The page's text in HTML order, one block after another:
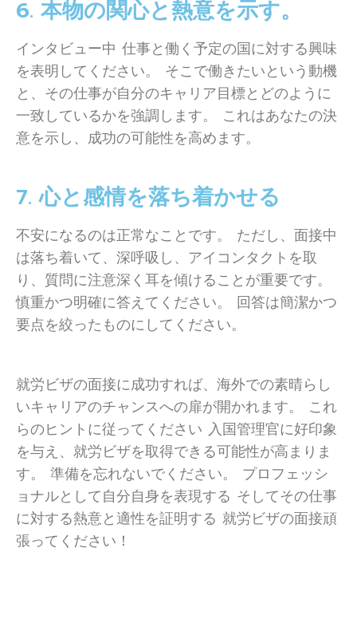
6. 本物の関心と熱意を示す。
インタビュー中 仕事と働く予定の国に対する興味
を表明してください。 そこで働きたいという動機
と、その仕事が自分のキャリア目標とどのように
一致しているかを強調します。 これはあなたの決
意を示し、成功の可能性を高めます。
7. 心と感情を落ち着かせる
不安になるのは正常なことです。 ただし、面接中
は落ち着いて、深呼吸し、アイコンタクトを取
り、質問に注意深く耳を傾けることが重要です。
慎重かつ明確に答えてください。 回答は簡潔かつ
要点を絞ったものにしてください。
就労ビザの面接に成功すれば、海外での素晴らし
いキャリアのチャンスへの扉が開かれます。 これ
らのヒントに従ってください 入国管理官に好印象
を与え、就労ビザを取得できる可能性が高まりま
す。 準備を忘れないでください。 プロフェッシ
ョナルとして自分自身を表現する そしてその仕事
に対する熱意と適性を証明する 就労ビザの面接頑
張ってください！